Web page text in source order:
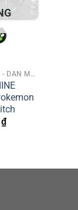
ỐP - TÚI - NÚM BỌC - DÁN MÀN HÌNH
₫